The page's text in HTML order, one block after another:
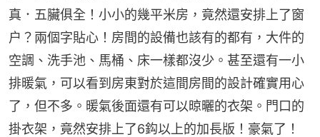
真．五臟俱全！小小的幾平米房，竟然還安排上了窗
户？兩個字貼心！房間的設備也該有的都有，大件的
空調、洗手池、馬桶、床一樣都沒少。甚至還有一小
排暖氣，可以看到房東對於這間房間的設計確實用心
了，但不多。暖氣後面還有可以晾曬的衣架。門口的
掛衣架，竟然安排上了6鈎以上的加長版！豪氣了！